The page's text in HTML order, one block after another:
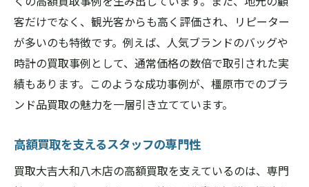
客だけでなく、観光客からも高く評価され、リピーター
が多いのも特徴です。例えば、人気ブランドのバッグや
時計の買取事例として、通常価格の数倍で取引された実
績もあります。このような成功事例が、橿原市でのブラ
ンド品買取の魅力を一層引き立てています。
高額買取を支えるスタッフの専門性
買取大吉大和八木店の高額買取を支えているのは、専門